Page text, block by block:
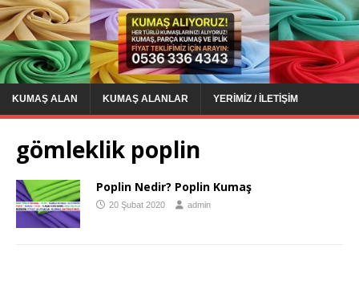
KUMAŞ ALAN KUMAŞ ALANLAR YERIMIZ / İLETIŞIM
gömleklik poplin
Poplin Nedir? Poplin Kumaş
20 Şubat 2020 admin